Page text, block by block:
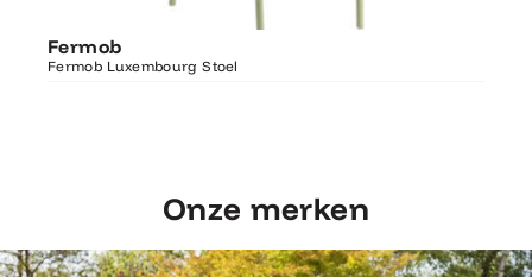
Fermob
Fermob Luxembourg Stoel
Ontdek Fermob
Luxembourg Stoel
Onze merken